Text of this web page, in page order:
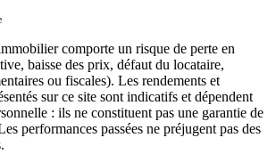
comporte un risque de perte en
baisse des prix, défaut du locataire,
ou fiscales). Les rendements et
sur ce site sont indicatifs et dépendent
: ils ne constituent pas une garantie de
performances passées ne préjugent pas des